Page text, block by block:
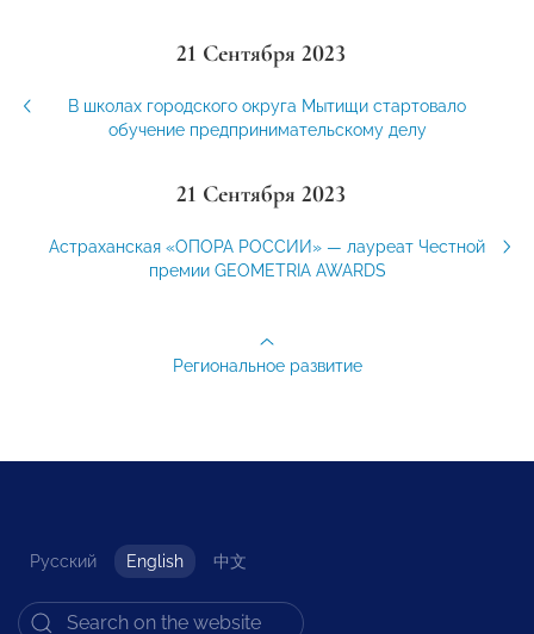
21 Сентября 2023
В школах городского округа Мытищи стартовало
обучение предпринимательскому делу
21 Сентября 2023
Астраханская «ОПОРА РОССИИ» — лауреат Честной
премии GEOMETRIA AWARDS
Региональное развитие
Русский English 中文